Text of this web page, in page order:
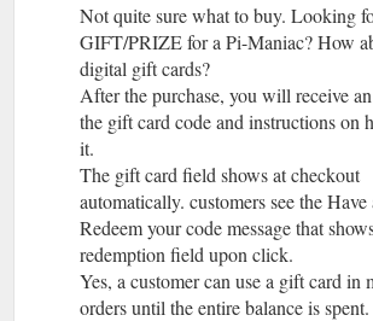
Not quite sure what to buy. Looking
GIFT/PRIZE for a Pi-Maniac? How
digital gift cards?
After the purchase, you will receive
the gift card code and instructions on
it.
The gift card field shows at checkout
automatically. customers see the
Redeem your code message that
redemption field upon click.
Yes, a customer can use a gift card in
orders until the entire balance is spent.